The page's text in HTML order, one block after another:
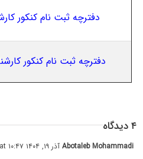
دفترچه ثبت نام کنکور
دفترچه ثبت نام کنکور کارشناسی
۴ دیدگاه
Abotaleb Mohammadiآذر ۱۹, ۱۴۰۴ at ۱۰:۴۷ ق٫ظ